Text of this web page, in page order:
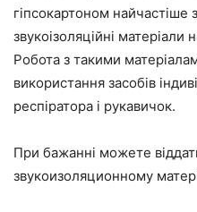
гіпсокартоном найчастіше
звукоізоляційні матеріали
Робота з такими
використання засобів
респіратора і рукавичок.
При бажанні можете
звукоизоляционному